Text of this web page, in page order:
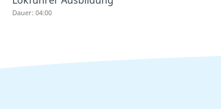
Dauer: 04:00